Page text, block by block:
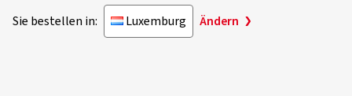
Sie bestellen in: Luxemburg Ändern